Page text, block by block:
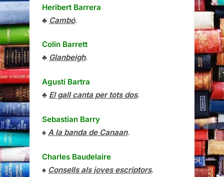
Heribert Barrera
♣ Cambó.
Colin Barrett
♣ Glanbeigh.
Agustí Bartra
♣ El gall canta per tots dos.
Sebastian Barry
♠ A la banda de Canaan.
Charles Baudelaire
♠ Consells als joves escriptors.